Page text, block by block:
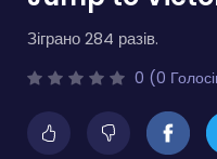
Зіграно 284 разів.
0 (0